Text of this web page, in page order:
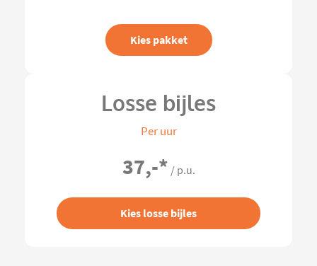
Kies pakket
Losse bijles
Per uur
37,-* / p.u.
Kies losse bijles